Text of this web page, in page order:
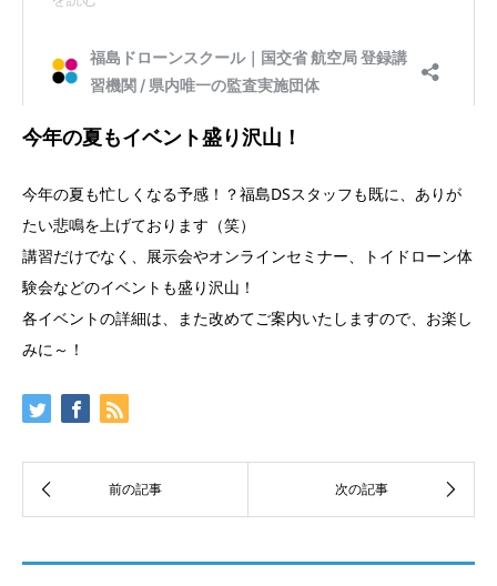
今年の夏もイベント盛り沢山！
今年の夏も忙しくなる予感！？福島DSスタッフも既に、ありが
たい悲鳴を上げております（笑）
講習だけでなく、展示会やオンラインセミナー、トイドローン体
験会などのイベントも盛り沢山！
各イベントの詳細は、また改めてご案内いたしますので、お楽し
みに～！